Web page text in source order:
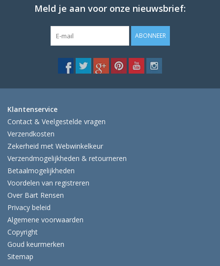
Meld je aan voor onze nieuwsbrief:
ABONNEER
Klantenservice
Contact & Veelgestelde vragen
Verzendkosten
Zekerheid met Webwinkelkeur
Verzendmogelijkheden & retourneren
Betaalmogelijkheden
Voordelen van registreren
Over Bart Rensen
Privacy beleid
Algemene voorwaarden
Copyright
Goud keurmerken
Sitemap